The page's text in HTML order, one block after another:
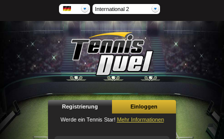
International 2
Registrierung Einloggen
Werde ein Tennis Star! Mehr Informationen